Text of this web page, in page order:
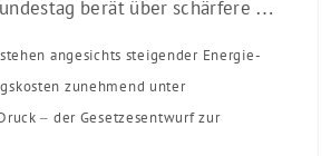
Mietrecht II: Bundestag berät über schärfere Regeln für Vermieter
angesichts steigender Energie-
zunehmend unter
– der Gesetzesentwurf zur